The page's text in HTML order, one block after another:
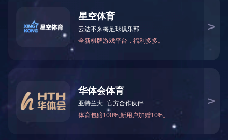
2021年6月被中共湖南省非公有制经
2021-07-14 17:44:31